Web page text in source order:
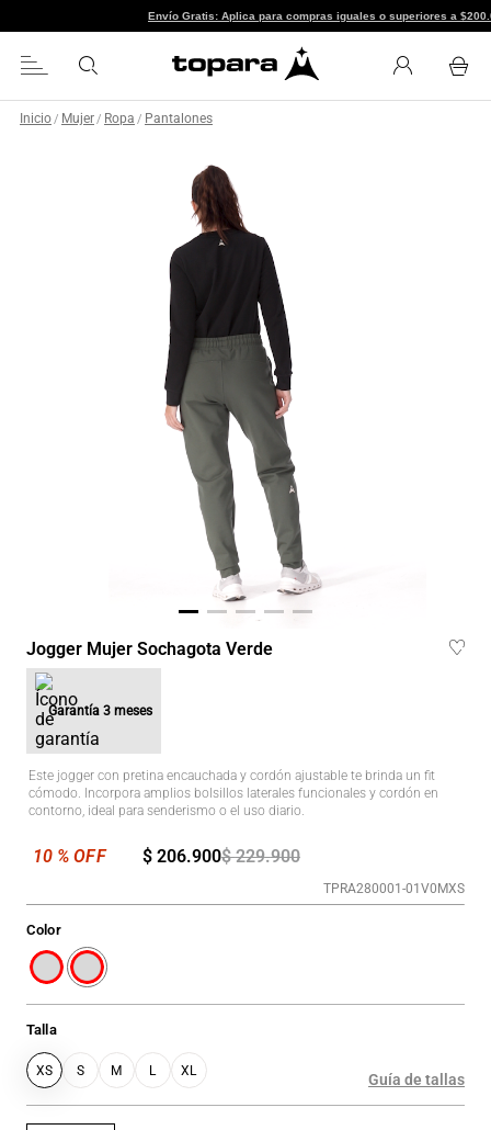
Envío Gratis: Aplica para compras iguales o
Inicio / Mujer / Ropa / Pantalones
Jogger Mujer Sochagota Verde
Garantía 3 meses
Este jogger con pretina encauchada y cordón ajustable te brinda un fit
cómodo. Incorpora amplios bolsillos laterales funcionales y cordón en
contorno, ideal para senderismo o el uso diario.
$ 229.900
$ 206.900
TPRA280001-01V0MXS
Talla
XS S M L XL
Color
Guía de tallas